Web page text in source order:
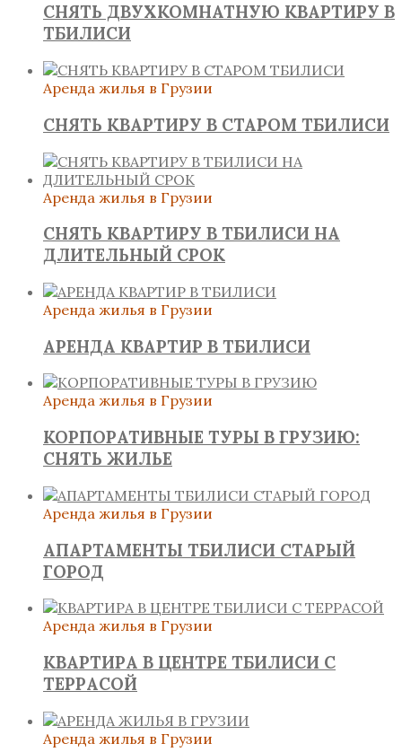
СНЯТЬ ДВУХКОМНАТНУЮ КВАРТИРУ В
ТБИЛИСИ
Аренда жилья в Грузии
СНЯТЬ КВАРТИРУ В СТАРОМ ТБИЛИСИ
Аренда жилья в Грузии
СНЯТЬ КВАРТИРУ В ТБИЛИСИ НА
ДЛИТЕЛЬНЫЙ СРОК
Аренда жилья в Грузии
АРЕНДА КВАРТИР В ТБИЛИСИ
Аренда жилья в Грузии
КОРПОРАТИВНЫЕ ТУРЫ В ГРУЗИЮ:
СНЯТЬ ЖИЛЬЕ
Аренда жилья в Грузии
АПАРТАМЕНТЫ ТБИЛИСИ СТАРЫЙ
ГОРОД
Аренда жилья в Грузии
КВАРТИРА В ЦЕНТРЕ ТБИЛИСИ С
ТЕРРАСОЙ
Аренда жилья в Грузии